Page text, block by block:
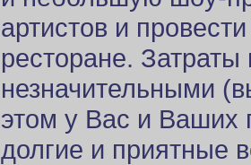
артистов и
ресторане.
незначительными
этом у Вас и Ваших
долгие и приятные